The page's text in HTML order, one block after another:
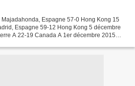
Espagne 57-0 Hong Kong 15
Espagne 59-12 Hong Kong 5 décembre
A 22-19 Canada A 1er décembre 2015